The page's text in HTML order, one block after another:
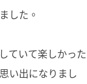
した。
ていて楽しかった
い出になりまし